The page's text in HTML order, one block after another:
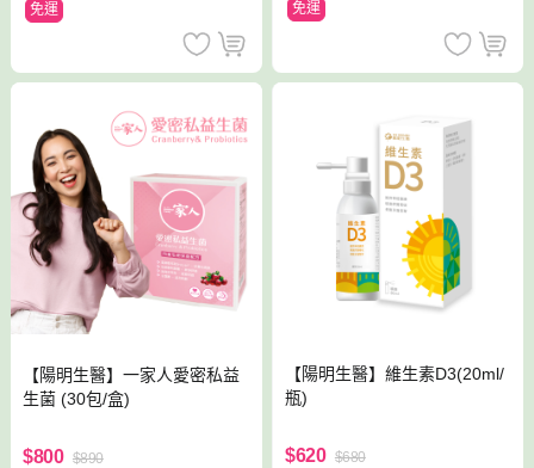
免運
免運
【陽明生醫】一家人愛密私益
生菌 (30包/盒)
$800 $890
【陽明生醫】維生素D3(20ml/
瓶)
$620 $680